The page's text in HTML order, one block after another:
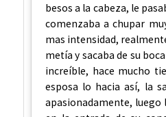
besos a la cabeza, le
comenzaba a chupar
mas intensidad,
metía y sacaba de su
increíble, hace mucho
esposa lo hacia así, la
apasionadamente, luego